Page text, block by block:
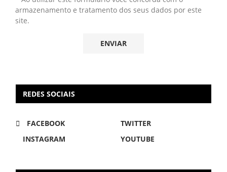
armazenamento e tratamento dos seus dados por este
site.
REDES SOCIAIS
FACEBOOK
TWITTER
INSTAGRAM
YOUTUBE